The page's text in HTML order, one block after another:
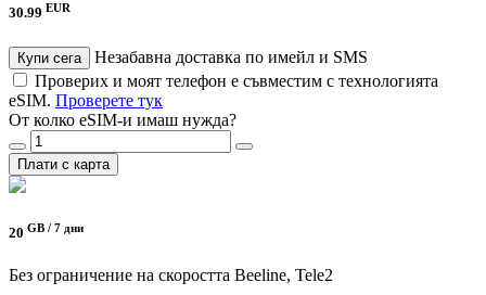
30.99 EUR
Купи сега
Незабавна доставка по имейл и SMS
Проверих и моят телефон е съвместим с технологията
eSIM. Проверете тук
От колко eSIM-и имаш нужда?
Плати с карта
20 GB / 7 дни
Без ограничение на скоростта Beeline, Tele2